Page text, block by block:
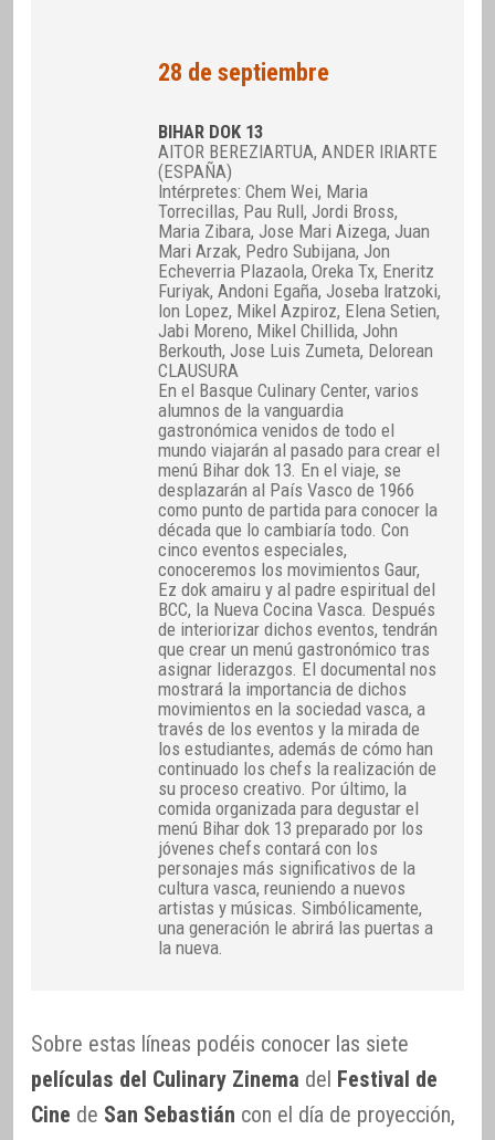
28 de septiembre
BIHAR DOK 13
AITOR BEREZIARTUA, ANDER IRIARTE
(ESPAÑA)
Intérpretes: Chem Wei, Maria
Torrecillas, Pau Rull, Jordi Bross,
Maria Zibara, Jose Mari Aizega, Juan
Mari Arzak, Pedro Subijana, Jon
Echeverria Plazaola, Oreka Tx, Eneritz
Furiyak, Andoni Egaña, Joseba Iratzoki,
Ion Lopez, Mikel Azpiroz, Elena Setien,
Jabi Moreno, Mikel Chillida, John
Berkouth, Jose Luis Zumeta, Delorean
CLAUSURA
En el Basque Culinary Center, varios
alumnos de la vanguardia
gastronómica venidos de todo el
mundo viajarán al pasado para crear el
menú Bihar dok 13. En el viaje, se
desplazarán al País Vasco de 1966
como punto de partida para conocer la
década que lo cambiaría todo. Con
cinco eventos especiales,
conoceremos los movimientos Gaur,
Ez dok amairu y al padre espiritual del
BCC, la Nueva Cocina Vasca. Después
de interiorizar dichos eventos, tendrán
que crear un menú gastronómico tras
asignar liderazgos. El documental nos
mostrará la importancia de dichos
movimientos en la sociedad vasca, a
través de los eventos y la mirada de
los estudiantes, además de cómo han
continuado los chefs la realización de
su proceso creativo. Por último, la
comida organizada para degustar el
menú Bihar dok 13 preparado por los
jóvenes chefs contará con los
personajes más significativos de la
cultura vasca, reuniendo a nuevos
artistas y músicas. Simbólicamente,
una generación le abrirá las puertas a
la nueva.
Sobre estas líneas podéis conocer las siete
películas del Culinary Zinema del Festival de
Cine de San Sebastián con el día de proyección,